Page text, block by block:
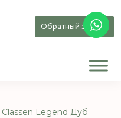
Обратный звонок
Legend Дуб